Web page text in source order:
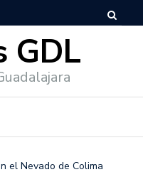
GDL
el Nevado de Colima